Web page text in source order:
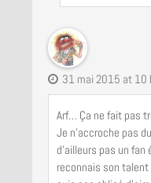
31 mai 2015 at 10
Arf… Ça ne fait pas
Je n’accroche pas
d’ailleurs pas un
reconnais son